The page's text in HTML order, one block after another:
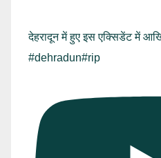
देहरादून में हुए इस एक्सिडेंट में
#dehradun#rip